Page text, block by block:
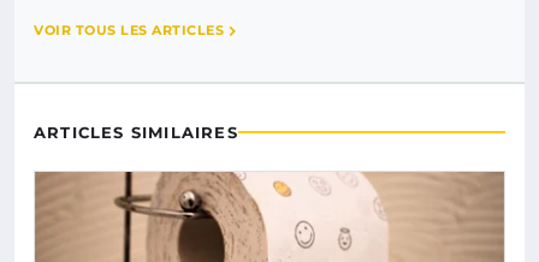
VOIR TOUS LES ARTICLES
ARTICLES SIMILAIRES